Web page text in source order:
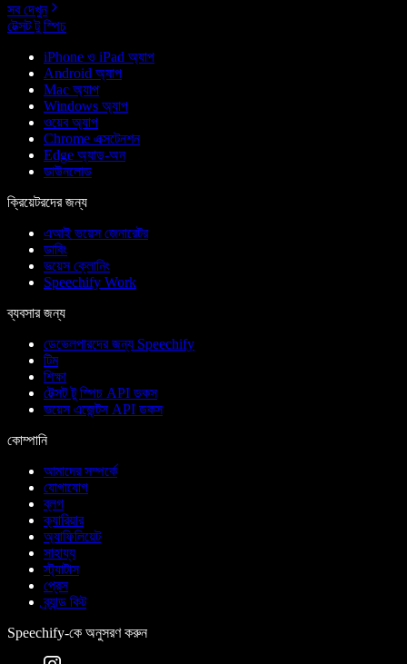
সব দেখুন
টেক্সট টু স্পিচ
iPhone ও iPad অ্যাপ
Android অ্যাপ
Mac অ্যাপ
Windows অ্যাপ
ওয়েব অ্যাপ
Chrome এক্সটেনশন
Edge অ্যাড-অন
ডাউনলোড
ক্রিয়েটরদের জন্য
এআই ভয়েস জেনারেটর
ডাবিং
ভয়েস ক্লোনিং
Speechify Work
ব্যবসার জন্য
ডেভেলপারদের জন্য Speechify
টিম
শিক্ষা
টেক্সট টু স্পিচ API ডকস
ভয়েস এজেন্টস API ডকস
কোম্পানি
আমাদের সম্পর্কে
যোগাযোগ
ব্লগ
ক্যারিয়ার
অ্যাফিলিয়েট
সাহায্য
স্ট্যাটাস
প্রেস
ব্র্যান্ড কিট
Speechify-কে অনুসরণ করুন